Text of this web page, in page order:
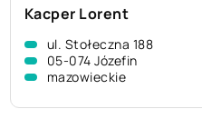
Kacper Lorent
ul. Stołeczna 188
05-074 Józefin
mazowieckie